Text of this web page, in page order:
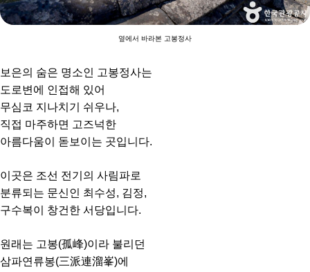
옆에서 바라본 고봉정사
보은의 숨은 명소인 고봉정사는
도로변에 인접해 있어
무심코 지나치기 쉬우나,
직접 마주하면 고즈넉한
아름다움이 돋보이는 곳입니다.
이곳은 조선 전기의 사림파로
분류되는 문신인 최수성, 김정,
구수복이 창건한 서당입니다.
원래는 고봉(孤峰)이라 불리던
삼파연류봉(三派連溜峯)에